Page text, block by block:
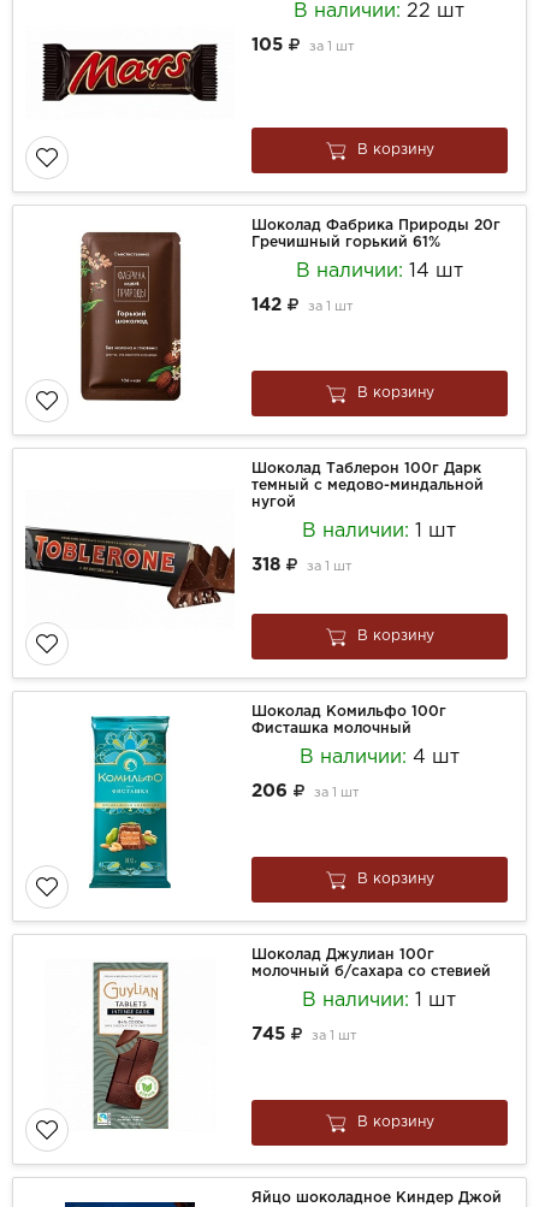
В наличии:22 шт
105 за 1 шт
В корзину
Шоколад Фабрика Природы 20г
Гречишный горький 61%
В наличии: 14 шт
142 за 1 шт
В корзину
Шоколад Таблерон 100г Дарк
темный с медово-миндальной
нугой
В наличии: 1 шт
318 за 1 шт
В корзину
Шоколад Комильфо 100г
Фисташка молочный
В наличии: 4 шт
206 за 1 шт
В корзину
Шоколад Джулиан 100г
молочный б/сахара со стевией
В наличии: 1 шт
745 за 1 шт
В корзину
Яйцо шоколадное Киндер Джой